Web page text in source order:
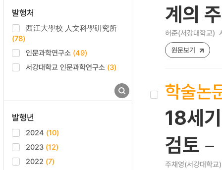
발행처
西江大學校 人文科學硏究所
(78)
인문과학연구소 (49)
서강대학교 인문과학연구소 (3)
발행년
2024 (10)
2023 (12)
2022 (7)
계의
허준(서강대학교)
원문보기
학술논
18세
검토－
주채영(서강대학교)